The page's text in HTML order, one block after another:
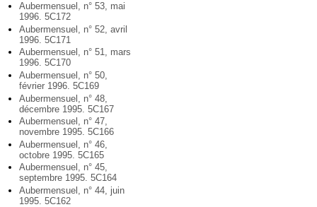
Aubermensuel, n° 53, mai
1996. 5C172
Aubermensuel, n° 52, avril
1996. 5C171
Aubermensuel, n° 51, mars
1996. 5C170
Aubermensuel, n° 50,
février 1996. 5C169
Aubermensuel, n° 48,
décembre 1995. 5C167
Aubermensuel, n° 47,
novembre 1995. 5C166
Aubermensuel, n° 46,
octobre 1995. 5C165
Aubermensuel, n° 45,
septembre 1995. 5C164
Aubermensuel, n° 44, juin
1995. 5C162